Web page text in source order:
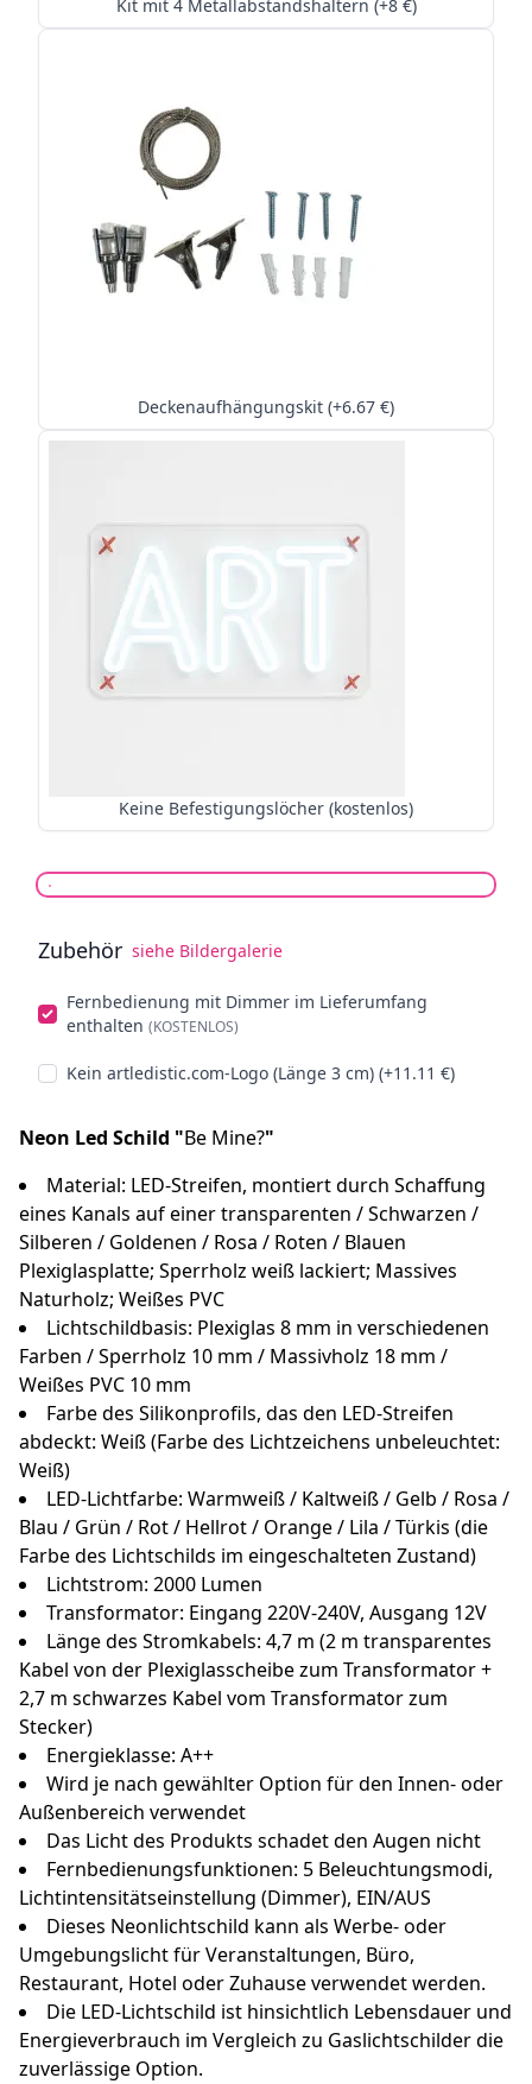
Kit mit 4 Metallabstandshaltern (+8 €)
Deckenaufhängungskit (+6.67 €)
Keine Befestigungslöcher (kostenlos)
Zubehör siehe Bildergalerie
Fernbedienung mit Dimmer im Lieferumfang
enthalten (KOSTENLOS)
Kein artledistic.com-Logo (Länge 3 cm) (+11.11 €)
Neon Led Schild "Be Mine?"
Material: LED-Streifen, montiert durch Schaffung
eines Kanals auf einer transparenten / Schwarzen /
Silberen / Goldenen / Rosa / Roten / Blauen
Plexiglasplatte; Sperrholz weiß lackiert; Massives
Naturholz; Weißes PVC
Lichtschildbasis: Plexiglas 8 mm in verschiedenen
Farben / Sperrholz 10 mm / Massivholz 18 mm /
Weißes PVC 10 mm
Farbe des Silikonprofils, das den LED-Streifen
abdeckt: Weiß (Farbe des Lichtzeichens unbeleuchtet:
Weiß)
LED-Lichtfarbe: Warmweiß / Kaltweiß / Gelb / Rosa /
Blau / Grün / Rot / Hellrot / Orange / Lila / Türkis (die
Farbe des Lichtschilds im eingeschalteten Zustand)
Lichtstrom: 2000 Lumen
Transformator: Eingang 220V-240V, Ausgang 12V
Länge des Stromkabels: 4,7 m (2 m transparentes
Kabel von der Plexiglasscheibe zum Transformator +
2,7 m schwarzes Kabel vom Transformator zum
Stecker)
Energieklasse: A++
Wird je nach gewählter Option für den Innen- oder
Außenbereich verwendet
Das Licht des Produkts schadet den Augen nicht
Fernbedienungsfunktionen: 5 Beleuchtungsmodi,
Lichtintensitätseinstellung (Dimmer), EIN/AUS
Dieses Neonlichtschild kann als Werbe- oder
Umgebungslicht für Veranstaltungen, Büro,
Restaurant, Hotel oder Zuhause verwendet werden.
Die LED-Lichtschild ist hinsichtlich Lebensdauer und
Energieverbrauch im Vergleich zu Gaslichtschilder die
zuverlässige Option.